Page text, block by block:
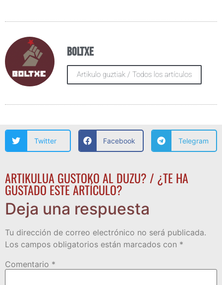
Boltxe
Artikulo guztiak / Todos los artículos
Twitter Facebook Telegram
ARTIKULUA GUSTOKO AL DUZU? / ¿TE HA
GUSTADO ESTE ARTÍCULO?
Deja una respuesta
Tu dirección de correo electrónico no será publicada.
Los campos obligatorios están marcados con *
Comentario *